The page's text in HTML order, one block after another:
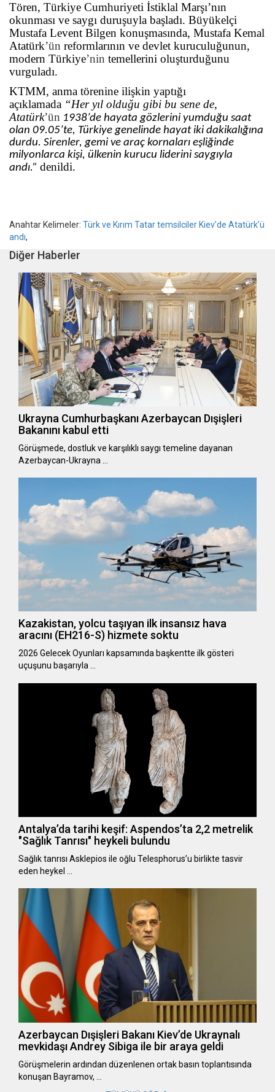
Tören, Türkiye Cumhuriyeti İstiklal Marşı’nın
okunması ve saygı duruşuyla başladı. Büyükelçi
Mustafa Levent Bilgen konuşmasında, Mustafa Kemal
Atatürk’ün reformlarının ve devlet kuruculuğunun,
modern Türkiye’nin temellerini oluşturduğunu
vurguladı.
KTMM, anma törenine ilişkin yaptığı
açıklamada “Her yıl olduğu gibi bu sene de,
Atatürk’ün 1938’de hayata gözlerini yumduğu saat
olan 09.05’te, Türkiye genelinde hayat iki dakikalığına
durdu. Sirenler, gemi ve araç kornaları eşliğinde
milyonlarca kişi, ülkenin kurucu liderini saygıyla
andı.” denildi.
Anahtar Kelimeler: Türk ve Kırım Tatar temsilciler Kiev’de Atatürk’ü
andı,
Diğer Haberler
Ukrayna Cumhurbaşkanı Azerbaycan Dışişleri
Bakanını kabul etti
Görüşmede, dostluk ve karşılıklı saygı temeline dayanan
Azerbaycan-Ukrayna …
Kazakistan, yolcu taşıyan ilk insansız hava
aracını (EH216-S) hizmete soktu
2026 Gelecek Oyunları kapsamında başkentte ilk gösteri
uçuşunu başarıyla …
Antalya’da tarihi keşif: Aspendos’ta 2,2 metrelik
"Sağlık Tanrısı" heykeli bulundu
Sağlık tanrısı Asklepios ile oğlu Telesphorus’u birlikte tasvir
eden heykel …
Azerbaycan Dışişleri Bakanı Kiev’de Ukraynalı
mevkidaşı Andrey Sibiga ile bir araya geldi
Görüşmelerin ardından düzenlenen ortak basın toplantısında
konuşan Bayramov, …